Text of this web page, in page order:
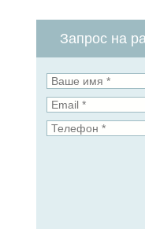
Запрос на